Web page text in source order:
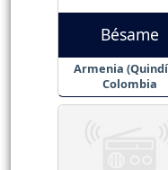
Bésame
Armenia
Colombia